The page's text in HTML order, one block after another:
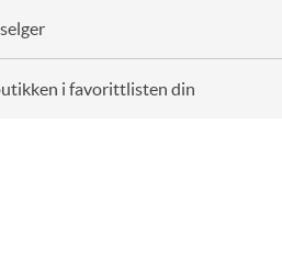
i favorittlisten din